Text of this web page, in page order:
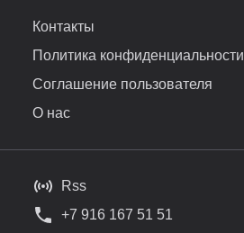
Контакты
Политика конфиденциальности
Соглашение пользователя
О нас
Rss
+7 916 167 51 51